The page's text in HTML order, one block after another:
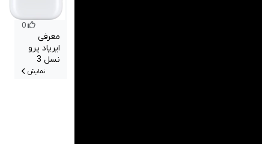
0
معرفی
ایرپاد پرو
نسل 3
نمایش